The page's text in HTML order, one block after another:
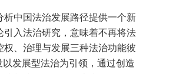
中国法治发展路径提供一个新
入法治研究，意味着不再将法
、治理与发展三种法治功能彼
发展型法治为引领，通过创造